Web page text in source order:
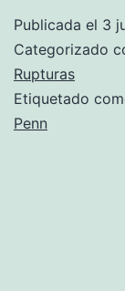
Publicada el 3
Categorizado
Rupturas
Etiquetado
Penn